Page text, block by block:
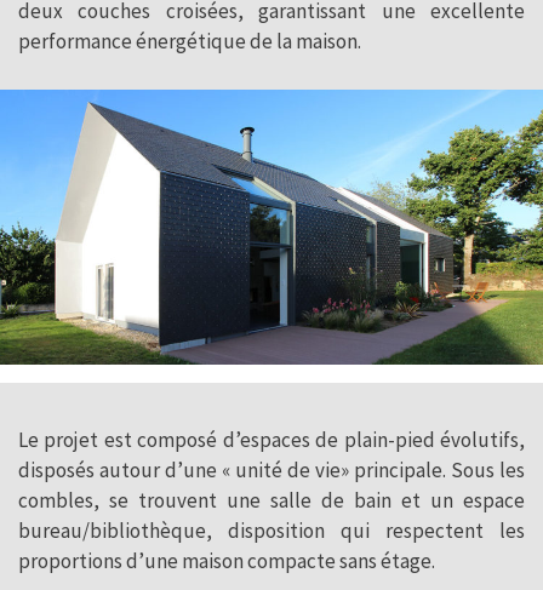
deux couches croisées, garantissant une excellente
performance énergétique de la maison.
Le projet est composé d’espaces de plain-pied évolutifs,
disposés autour d’une « unité de vie» principale. Sous les
combles, se trouvent une salle de bain et un espace
bureau/bibliothèque, disposition qui respectent les
proportions d’une maison compacte sans étage.